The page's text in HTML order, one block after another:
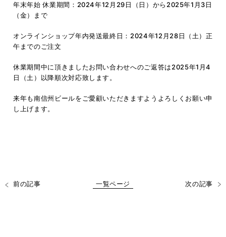
年末年始 休業期間：2024年12月29日（日）から2025年1月3日
（金）まで
オンラインショップ年内発送最終日：2024年12月28日（土）正
午までのご注文
休業期間中に頂きましたお問い合わせへのご返答は2025年1月4
日（土）以降順次対応致します。
来年も南信州ビールをご愛顧いただきますようよろしくお願い申
し上げます。
前の記事 一覧ページ 次の記事